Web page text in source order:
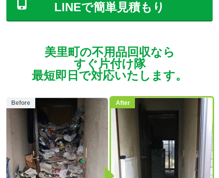
LINEで簡単見積もり
美里町の不用品回収なら
すぐ片付け隊
最短即日で対応いたします。
Before After